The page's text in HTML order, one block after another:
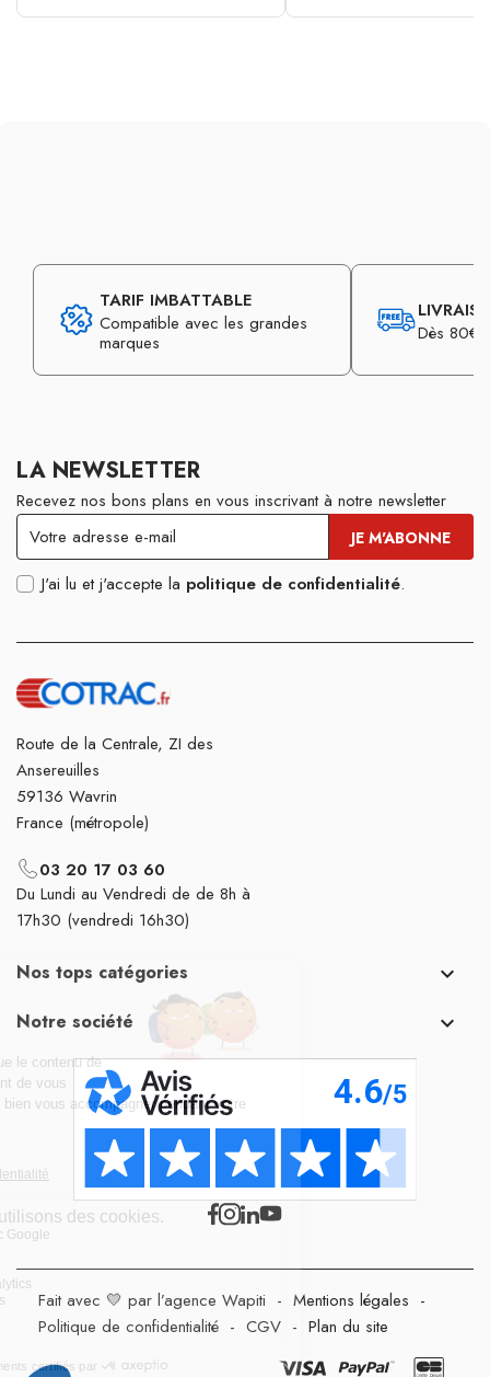
TARIF IMBATTABLE
Compatible avec les grandes
marques
Dès 80€
LA NEWSLETTER
Recevez nos bons plans en vous inscrivant à notre newsletter
J'ai lu et j'accepte la politique de confidentialité.
Route de la Centrale, ZI des
Ansereuilles
59136 Wavrin
France (métropole)
03 20 17 03 60
Du Lundi au Vendredi de de 8h à
17h30 (vendredi 16h30)
Nos tops catégories 
Notre société 
Fait avec 💛 par l’agence Wapiti - Mentions légales -
Politique de confidentialité - CGV - Plan du site